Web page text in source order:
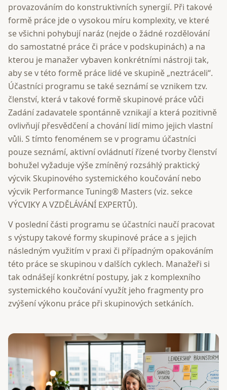
provazováním do konstruktivních synergií. Při takové
formě práce jde o vysokou míru komplexity, ve které
se všichni pohybují naráz (nejde o žádné rozdělování
do samostatné práce či práce v podskupinách) a na
kterou je manažer vybaven konkrétními nástroji tak,
aby se v této formě práce lidé ve skupině „neztráceli“.
Účastníci programu se také seznámí se vznikem tzv.
členství, která v takové formě skupinové práce vůči
Zadání zadavatele spontánně vznikají a která pozitivně
ovlivňují přesvědčení a chování lidí mimo jejich vlastní
vůli. S tímto fenoménem se v programu účastníci
pouze seznámí, aktivní ovládnutí řízené tvorby členství
bohužel vyžaduje výše zmíněný rozsáhlý praktický
výcvik Skupinového systemického koučování nebo
výcvik Performance Tuning® Masters (viz. sekce
VÝCVIKY A VZDĚLÁVÁNÍ EXPERTŮ).
V poslední části programu se účastníci naučí pracovat
s výstupy takové formy skupinové práce a s jejich
následným využitím v praxi či případným opakováním
této práce se skupinou v dalších cyklech. Manažeři si
tak odnášejí konkrétní postupy, jak z komplexního
systemického koučování využít jeho fragmenty pro
zvýšení výkonu práce při skupinových setkáních.